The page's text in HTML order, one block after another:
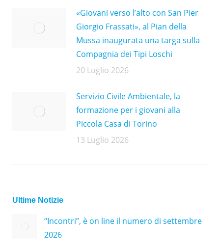
«Giovani verso l’alto con San Pier
Giorgio Frassati», al Pian della
Mussa inaugurata una targa sulla
Compagnia dei Tipi Loschi
20 Luglio 2026
Servizio Civile Ambientale, la
formazione per i giovani alla
Piccola Casa di Torino
13 Luglio 2026
Ultime Notizie
“Incontri”, è on line il numero di settembre
2026